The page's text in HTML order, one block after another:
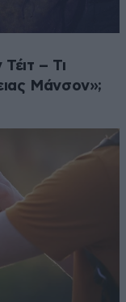
– Τι
Μάνσον»;